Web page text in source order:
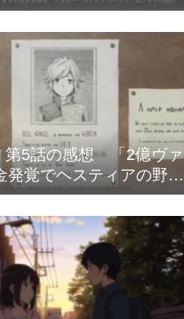
第5話の感想 「2億ヴァ
発覚でヘスティアの野望